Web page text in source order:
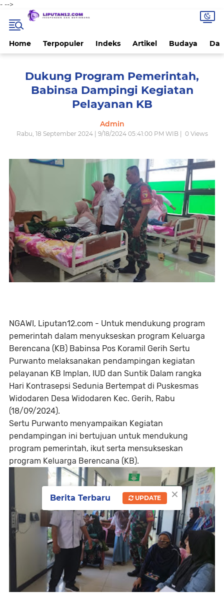
- -->
Home Terpopuler Indeks Artikel Budaya
Dukung Program Pemerintah,
Babinsa Dampingi Kegiatan
Pelayanan KB
Admin
Rabu, 18 September 2024 | 9/18/2024 05:41:00 PM WIB | 0Views
NGAWI, Liputan12.com - Untuk mendukung program
pemerintah dalam menyukseskan program Keluarga
Berencana (KB) Babinsa Pos Koramil Gerih Sertu
Purwanto melaksanakan pendampingan kegiatan
pelayanan KB Implan, IUD dan Suntik Dalam rangka
Hari Kontrasepsi Sedunia Bertempat di Puskesmas
Widodaren Desa Widodaren Kec. Gerih, Rabu
(18/09/2024).
Sertu Purwanto menyampaikan Kegiatan
pendampingan ini bertujuan untuk mendukung
program pemerintah, ikut serta mensukseskan
program Keluarga Berencana (KB).
×
Berita Terbaru UPDATE